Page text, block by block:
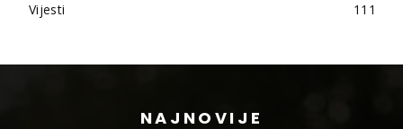
Vijesti
111
NAJNOVIJE